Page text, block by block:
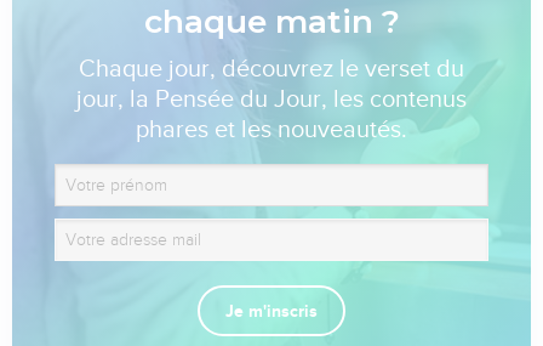
chaque matin ?
Chaque jour, découvrez le verset du
jour, la Pensée du Jour, les contenus
phares et les nouveautés.
Je m'inscris